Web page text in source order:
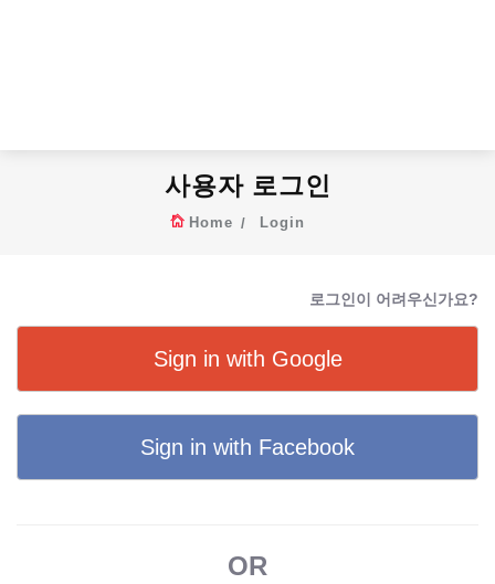
사용자 로그인
Home Login
로그인이 어려우신가요?
Sign in with Google
Sign in with Facebook
OR